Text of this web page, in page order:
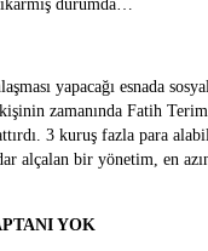
durumda…
yapacağı esnada
zamanında Fatih
3 kuruş fazla para
alçalan bir yönetim, en
YOK